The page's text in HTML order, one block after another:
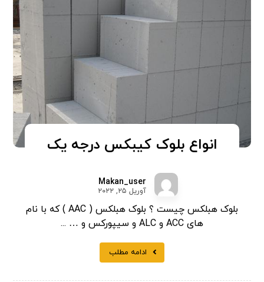
انواع بلوک کیبکس درجه یک
Makan_user
آوریل ۲۵, ۲۰۲۲
بلوک هبلکس چیست ؟ بلوک هبلکس ( AAC ) که با نام
های ACC و ALC و سیپورکس و … ...
ادامه مطلب